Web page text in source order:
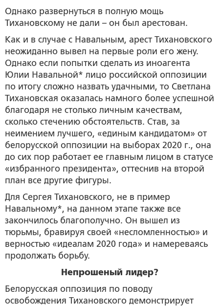
Однако развернуться в полную мощь
Тихановскому не дали – он был арестован.
Как и в случае с Навальным, арест Тихановского
неожиданно вывел на первые роли его жену.
Однако если попытки сделать из иноагента
Юлии Навальной* лицо российской оппозиции
по итогу сложно назвать удачными, то Светлана
Тихановская оказалась намного более успешной
благодаря не столько личным качествам,
сколько стечению обстоятельств. Став, за
неимением лучшего, «единым кандидатом» от
белорусской оппозиции на выборах 2020 г., она
до сих пор работает ее главным лицом в статусе
«избранного президента», оттеснив на второй
план все другие фигуры.
Для Сергея Тихановского, не в пример
Навальному*, на данном этапе также все
закончилось благополучно. Он вышел из
тюрьмы, бравируя своей «несломленностью» и
верностью «идеалам 2020 года» и намереваясь
продолжать борьбу.
Непрошеный лидер?
Белорусская оппозиция по поводу
освобождения Тихановского демонстрирует